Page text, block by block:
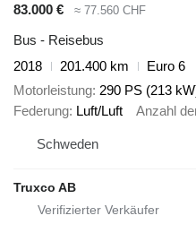
83.000 €
≈ 77.560 CHF
Bus - Reisebus
2018
201.400 km
Euro 6
Motorleistung 290 PS (213
Federung Luft/Luft Anzahl
Schweden
Truxco AB